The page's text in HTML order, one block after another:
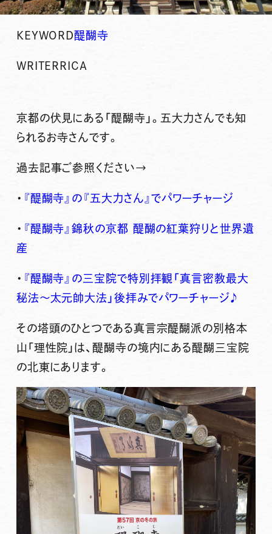
KEYWORD醍醐寺
WRITER RICA
京都の伏見にある「醍醐寺」。五大力さんでも知
られるお寺さんです。
過去記事ご参照ください→
・ 『醍醐寺』の『五大力さん』でパワーチャージ
・ 『醍醐寺』錦秋の京都 醍醐の紅葉狩りと世界遺
産
・ 『醍醐寺』の三宝院で特別拝観「真言密教最大
秘法〜太元帥大法」後拝みでパワーチャージ♪
その塔頭のひとつである真言宗醍醐派の別格本
山「理性院 」は、醍醐寺の境内にある醍醐三宝院
の北東にあります。